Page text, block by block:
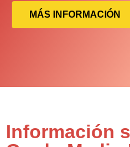
MÁS INFORMACIÓN
Información